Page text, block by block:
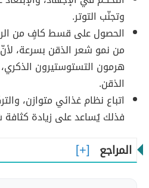
وتجنّب التوتر.
الحصول على قسط كافٍ من
من نمو شعر الذقن بسرعة،
هرمون التستوستيرون
الذقن.
اتباع نظام غذائي متوازن،
فذلك يُساعد على زيادة
المراجع